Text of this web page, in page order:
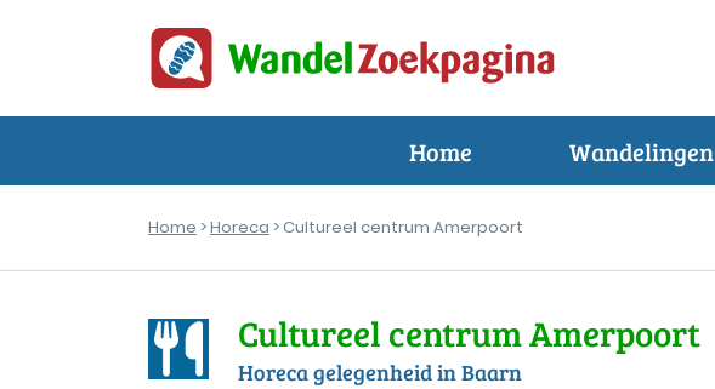
Home Wandelingen
Home >Horeca > Cultureel centrum Amerpoort
Cultureel centrum Amerpoort
Horeca gelegenheid in Baarn